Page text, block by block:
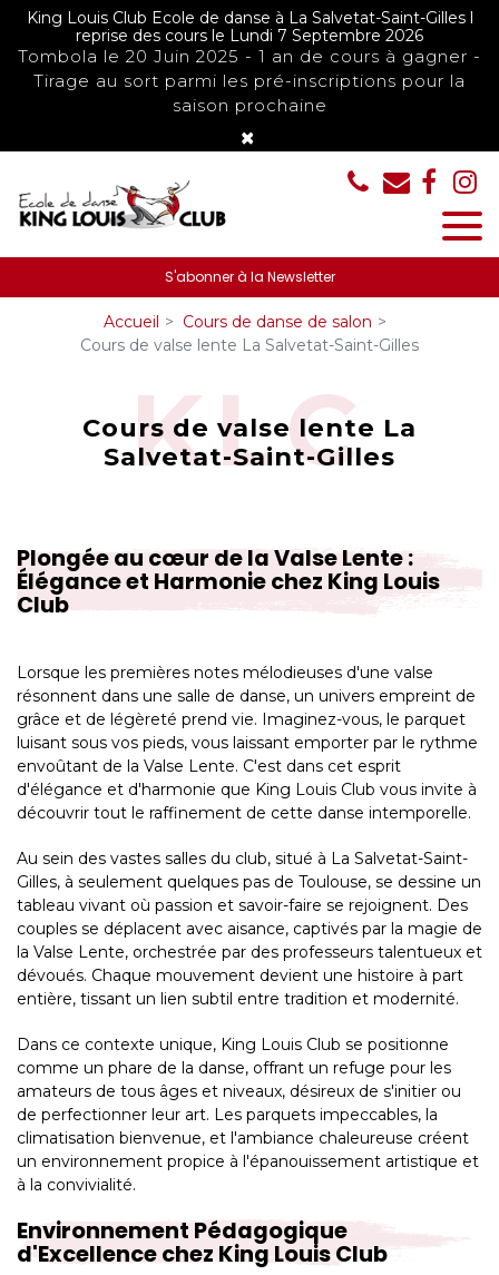
King Louis Club Ecole de danse à La Salvetat-Saint-Gilles l
reprise des cours le Lundi 7 Septembre 2026
Tombola le 20 Juin 2025 - 1 an de cours à gagner -
Tirage au sort parmi les pré-inscriptions pour la
saison prochaine
×
S'abonner à la Newsletter
Accueil
Cours de danse de salon
Cours de valse lente La Salvetat-Saint-Gilles
Cours de valse lente La
Salvetat-Saint-Gilles
Plongée au cœur de la Valse Lente :
Élégance et Harmonie chez King Louis
Club
Lorsque les premières notes mélodieuses d'une valse
résonnent dans une salle de danse, un univers empreint de
grâce et de légèreté prend vie. Imaginez-vous, le parquet
luisant sous vos pieds, vous laissant emporter par le rythme
envoûtant de la Valse Lente. C'est dans cet esprit
d'élégance et d'harmonie que King Louis Club vous invite à
découvrir tout le raffinement de cette danse intemporelle.
Au sein des vastes salles du club, situé à La Salvetat-Saint-
Gilles, à seulement quelques pas de Toulouse, se dessine un
tableau vivant où passion et savoir-faire se rejoignent. Des
couples se déplacent avec aisance, captivés par la magie de
la Valse Lente, orchestrée par des professeurs talentueux et
dévoués. Chaque mouvement devient une histoire à part
entière, tissant un lien subtil entre tradition et modernité.
Dans ce contexte unique, King Louis Club se positionne
comme un phare de la danse, offrant un refuge pour les
amateurs de tous âges et niveaux, désireux de s'initier ou
de perfectionner leur art. Les parquets impeccables, la
climatisation bienvenue, et l'ambiance chaleureuse créent
un environnement propice à l'épanouissement artistique et
à la convivialité.
Environnement Pédagogique
d'Excellence chez King Louis Club
Panneau de gestion des cookies